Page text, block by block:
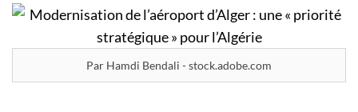
Par Hamdi Bendali - stock.adobe.com